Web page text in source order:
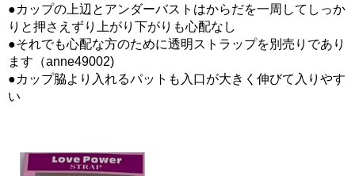
●カップの上辺とアンダーバストはからだを一周してしっか
りと押さえずり上がり下がりも心配なし
●それでも心配な方のために透明ストラップを別売りであり
ます（anne49002)
●カップ脇より入れるパットも入口が大きく伸びて入りやす
い